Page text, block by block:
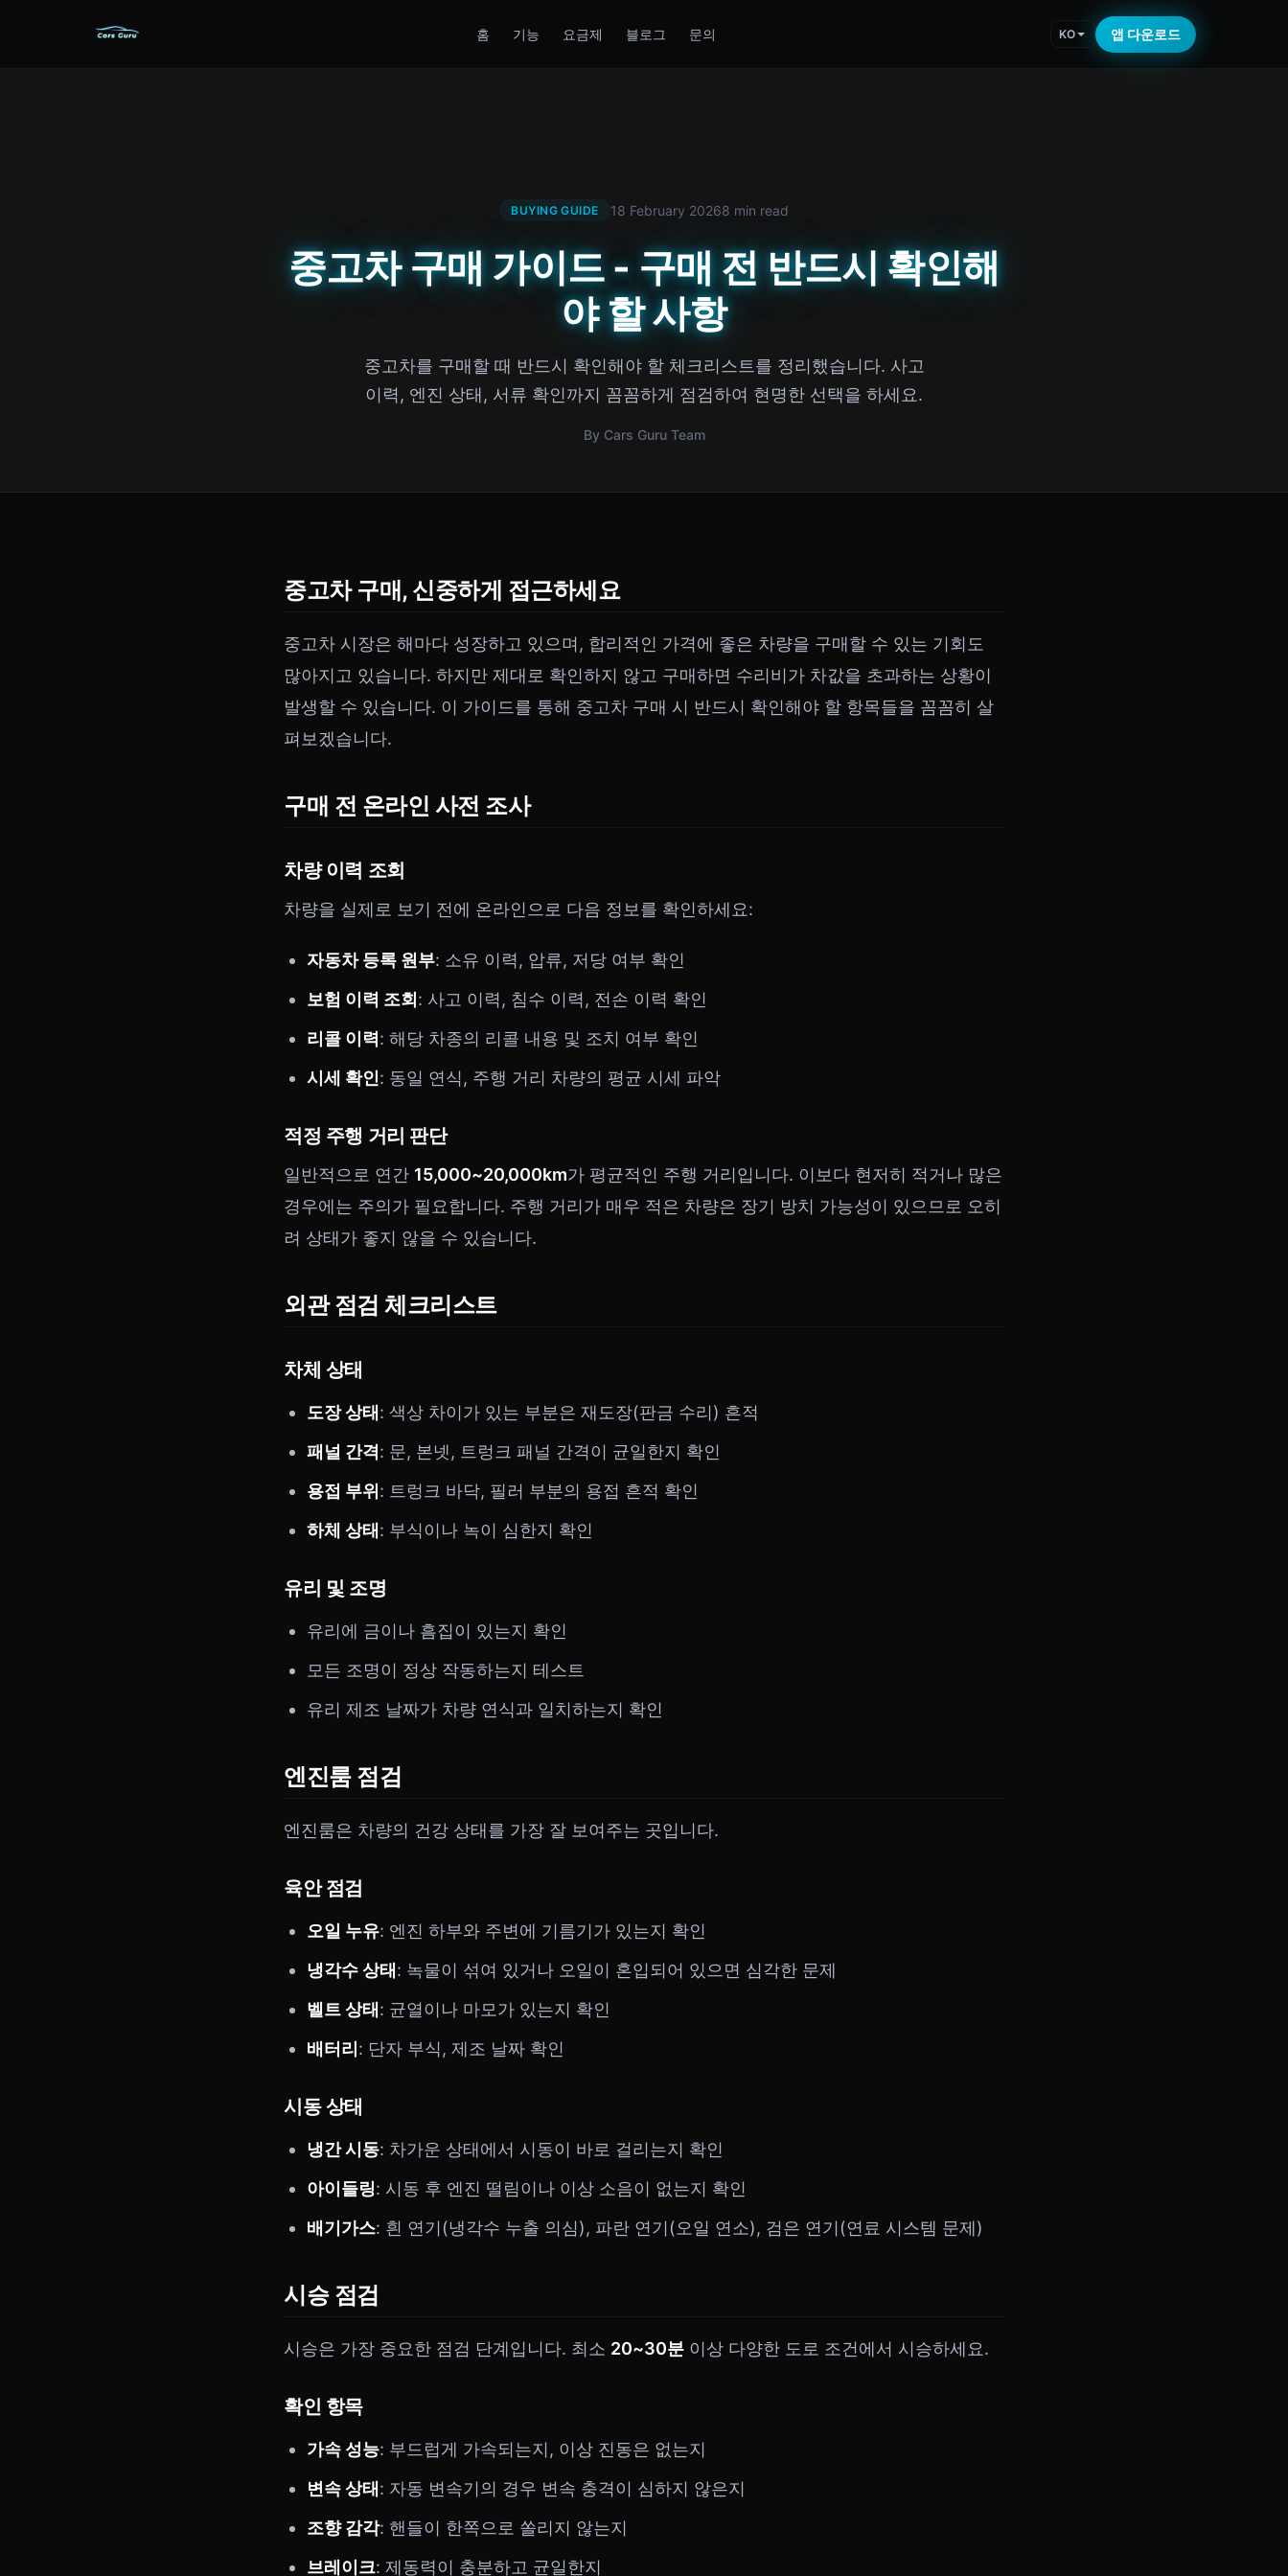
홈 기능 요금제 블로그 문의 KO 앱 다운로드
BUYING GUIDE 18 February 20268 min read
중고차 구매 가이드 - 구매 전 반드시 확인해
야 할 사항
중고차를 구매할 때 반드시 확인해야 할 체크리스트를 정리했습니다. 사고
이력, 엔진 상태, 서류 확인까지 꼼꼼하게 점검하여 현명한 선택을 하세요.
By Cars Guru Team
중고차 구매, 신중하게 접근하세요
중고차 시장은 해마다 성장하고 있으며, 합리적인 가격에 좋은 차량을 구매할 수 있는 기회도
많아지고 있습니다. 하지만 제대로 확인하지 않고 구매하면 수리비가 차값을 초과하는 상황이
발생할 수 있습니다. 이 가이드를 통해 중고차 구매 시 반드시 확인해야 할 항목들을 꼼꼼히 살
펴보겠습니다.
구매 전 온라인 사전 조사
차량 이력 조회
차량을 실제로 보기 전에 온라인으로 다음 정보를 확인하세요:
자동차 등록 원부: 소유 이력, 압류, 저당 여부 확인
보험 이력 조회 : 사고 이력, 침수 이력, 전손 이력 확인
리콜 이력: 해당 차종의 리콜 내용 및 조치 여부 확인
시세 확인: 동일 연식, 주행 거리 차량의 평균 시세 파악
적정 주행 거리 판단
일반적으로 연간 15,000~20,000km가 평균적인 주행 거리입니다. 이보다 현저히 적거나 많은
경우에는 주의가 필요합니다. 주행 거리가 매우 적은 차량은 장기 방치 가능성이 있으므로 오히
려 상태가 좋지 않을 수 있습니다.
외관 점검 체크리스트
차체 상태
도장 상태 : 색상 차이가 있는 부분은 재도장(판금 수리) 흔적
패널 간격: 문, 본넷, 트렁크 패널 간격이 균일한지 확인
용접 부위 : 트렁크 바닥, 필러 부분의 용접 흔적 확인
하체 상태 : 부식이나 녹이 심한지 확인
유리 및 조명
유리에 금이나 흠집이 있는지 확인
모든 조명이 정상 작동하는지 테스트
유리 제조 날짜가 차량 연식과 일치하는지 확인
엔진룸 점검
엔진룸은 차량의 건강 상태를 가장 잘 보여주는 곳입니다.
육안 점검
오일 누유: 엔진 하부와 주변에 기름기가 있는지 확인
냉각수 상태 : 녹물이 섞여 있거나 오일이 혼입되어 있으면 심각한 문제
벨트 상태 : 균열이나 마모가 있는지 확인
배터리 : 단자 부식, 제조 날짜 확인
시동 상태
냉간 시동: 차가운 상태에서 시동이 바로 걸리는지 확인
아이들링: 시동 후 엔진 떨림이나 이상 소음이 없는지 확인
배기가스: 흰 연기(냉각수 누출 의심), 파란 연기(오일 연소), 검은 연기(연료 시스템 문제)
시승 점검
시승은 가장 중요한 점검 단계입니다. 최소 20~30분 이상 다양한 도로 조건에서 시승하세요.
확인 항목
가속 성능: 부드럽게 가속되는지, 이상 진동은 없는지
변속 상태 : 자동 변속기의 경우 변속 충격이 심하지 않은지
조향 감각: 핸들이 한쪽으로 쏠리지 않는지
브레이크: 제동력이 충분하고 균일한지